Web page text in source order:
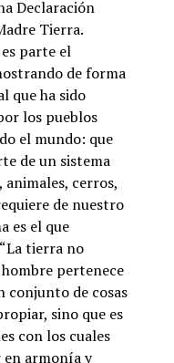
Declaración
Tierra.
parte el
de forma
que ha sido
los pueblos
el mundo: que
de un sistema
cerros,
de nuestro
es el que
tierra no
pertenece
conjunto de cosas
sino que es
con los cuales
en armonía y